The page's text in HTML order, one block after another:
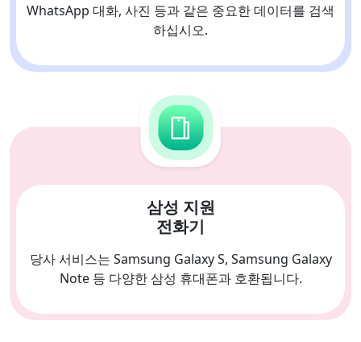
WhatsApp 대화, 사진 등과 같은 중요한 데이터를 검색
하십시오.
삼성 지원
전화기
당사 서비스는 Samsung Galaxy S, Samsung Galaxy
Note 등 다양한 삼성 휴대폰과 호환됩니다.